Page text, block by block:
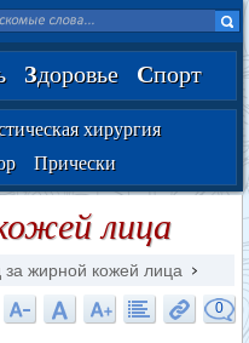
Здоровье Спорт
хирургия
Прически
лица
за жирной кожей лица
0